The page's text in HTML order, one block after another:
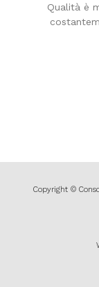
Qualità è
Copyright ©